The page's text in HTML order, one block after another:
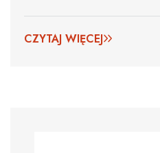
CZYTAJ WIĘCEJ